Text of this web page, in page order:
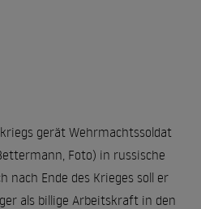
gerät Wehrmachtssoldat
Foto) in russische
nach Ende des Krieges soll er
als billige Arbeitskraft in den